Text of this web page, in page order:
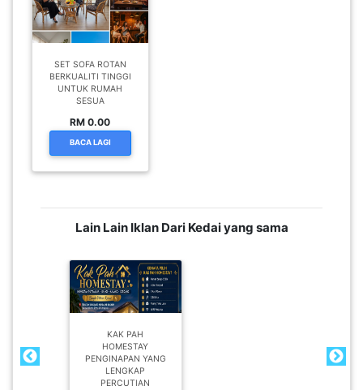
SET SOFA ROTAN
BERKUALITI TINGGI
UNTUK RUMAH
SESUA
RM 0.00
BACA LAGI
Lain Lain Iklan Dari Kedai yang sama
KAK PAH
HOMESTAY
PENGINAPAN YANG
LENGKAP
PERCUTIAN